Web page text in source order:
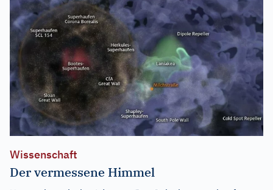
Wissenschaft
Der vermessene Himmel